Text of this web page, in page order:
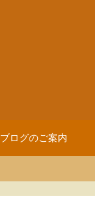
ブログのご案内